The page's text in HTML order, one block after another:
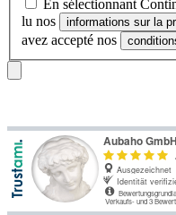
En sélectionnant
lu nos
informations sur la
avez accepté nos